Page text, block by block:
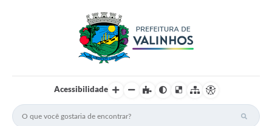
Acessibilidade